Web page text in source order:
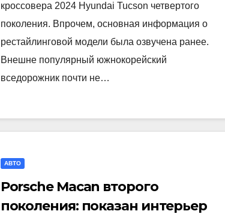
кроссовера 2024 Hyundai Tucson четвертого
поколения. Впрочем, основная информация о
рестайлинговой модели была озвучена ранее.
Внешне популярный южнокорейский
вседорожник почти не…
АВТО
Porsche Macan второго
поколения: показан интерьер